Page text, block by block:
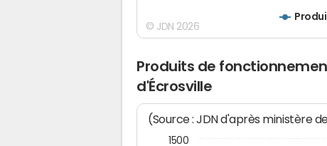
© JDN 2026
Produits de
d'Écrosville
(Source : JDN d'après ministère
1500